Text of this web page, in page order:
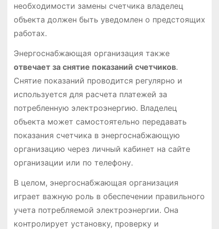
необходимости замены счетчика владелец
объекта должен быть уведомлен о предстоящих
работах․
Энергоснабжающая организация также
отвечает за снятие показаний счетчиков․
Снятие показаний проводится регулярно и
используется для расчета платежей за
потребленную электроэнергию․ Владелец
объекта может самостоятельно передавать
показания счетчика в энергоснабжающую
организацию через личный кабинет на сайте
организации или по телефону․
В целом, энергоснабжающая организация
играет важную роль в обеспечении правильного
учета потребляемой электроэнергии․ Она
контролирует установку, проверку и